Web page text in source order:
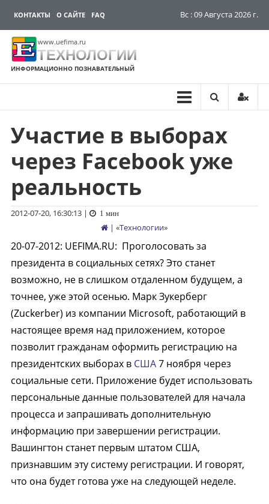
КОНТАКТЫ О САЙТЕ FAQ Вс : 09 Августа 2026 г.
www.uefima.ru
ТЕХНОЛОГИИ
ИНФОРМАЦИОННО ПОЗНАВАТЕЛЬНЫЙ
Перейти
содержимому
Участие в выборах
через Facebook уже
реальность
2012-07-20, 16:30:13| 1 мин
| «Технологии»
20-07-2012: UEFIMA.RU: Проголосовать за
президента в социальных сетях? Это станет
возможно, не в слишком отдаленном будущем, а
точнее, уже этой осенью. Марк Зукерберг
(Zuckerber) из компании Microsoft, работающий в
настоящее время над приложением, которое
позволит гражданам оформить регистрацию на
президентских выборах в США7 ноября через
социальные сети. Приложение будет использовать
персональные данные пользователей для начала
процесса и запрашивать дополнительную
информацию при завершении регистрации.
Вашингтон станет первым штатом США,
признавшим эту систему регистрации. И говорят,
что она будет готова уже на следующей неделе.